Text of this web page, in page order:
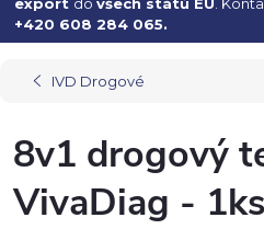
+420 608 284 065.
IVD Drogové
8v1 drogový
VivaDiag - 1ks